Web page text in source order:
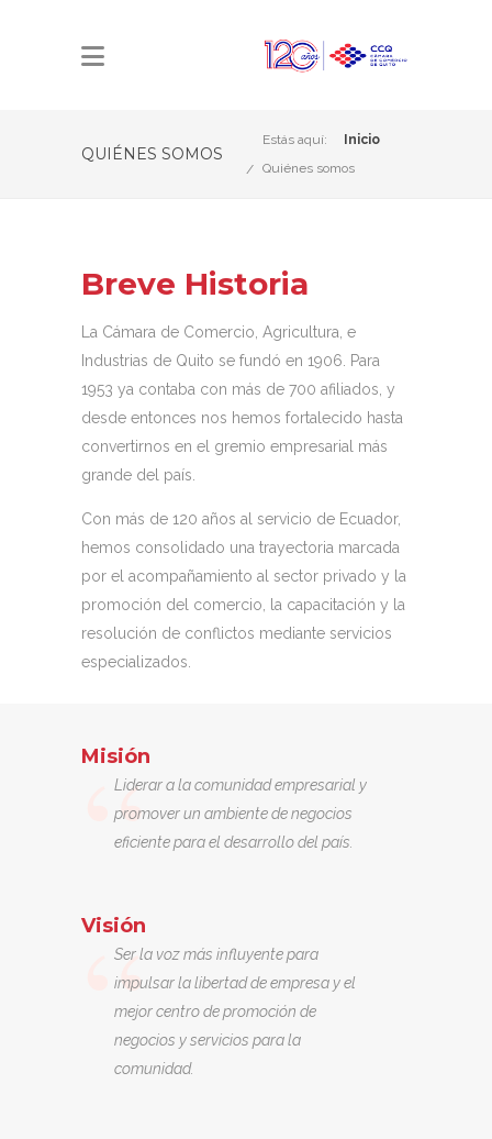
QUIÉNES SOMOS
Estás aquí:
Inicio
Quiénes somos
Breve Historia
La Cámara de Comercio, Agricultura, e
Industrias de Quito se fundó en 1906. Para
1953 ya contaba con más de 700 afiliados, y
desde entonces nos hemos fortalecido hasta
convertirnos en el gremio empresarial más
grande del país.
Con más de 120 años al servicio de Ecuador,
hemos consolidado una trayectoria marcada
por el acompañamiento al sector privado y la
promoción del comercio, la capacitación y la
resolución de conflictos mediante servicios
especializados.
Misión
Liderar a la comunidad empresarial y
promover un ambiente de negocios
eficiente para el desarrollo del país.
Visión
Ser la voz más influyente para
impulsar la libertad de empresa y el
mejor centro de promoción de
negocios y servicios para la
comunidad.